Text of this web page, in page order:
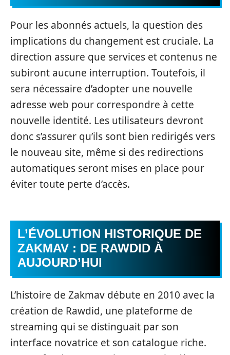
Pour les abonnés actuels, la question des
implications du changement est cruciale. La
direction assure que services et contenus ne
subiront aucune interruption. Toutefois, il
sera nécessaire d’adopter une nouvelle
adresse web pour correspondre à cette
nouvelle identité. Les utilisateurs devront
donc s’assurer qu’ils sont bien redirigés vers
le nouveau site, même si des redirections
automatiques seront mises en place pour
éviter toute perte d’accès.
L’ÉVOLUTION HISTORIQUE DE
ZAKMAV : DE RAWDID À
AUJOURD’HUI
L’histoire de Zakmav débute en 2010 avec la
création de Rawdid, une plateforme de
streaming qui se distinguait par son
interface novatrice et son catalogue riche.